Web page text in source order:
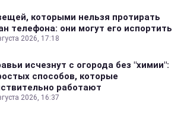
которыми нельзя протирать
телефона: они могут его испортить
2026, 17:18
исчезнут с огорода без "химии":
способов, которые
работают
2026, 16:37